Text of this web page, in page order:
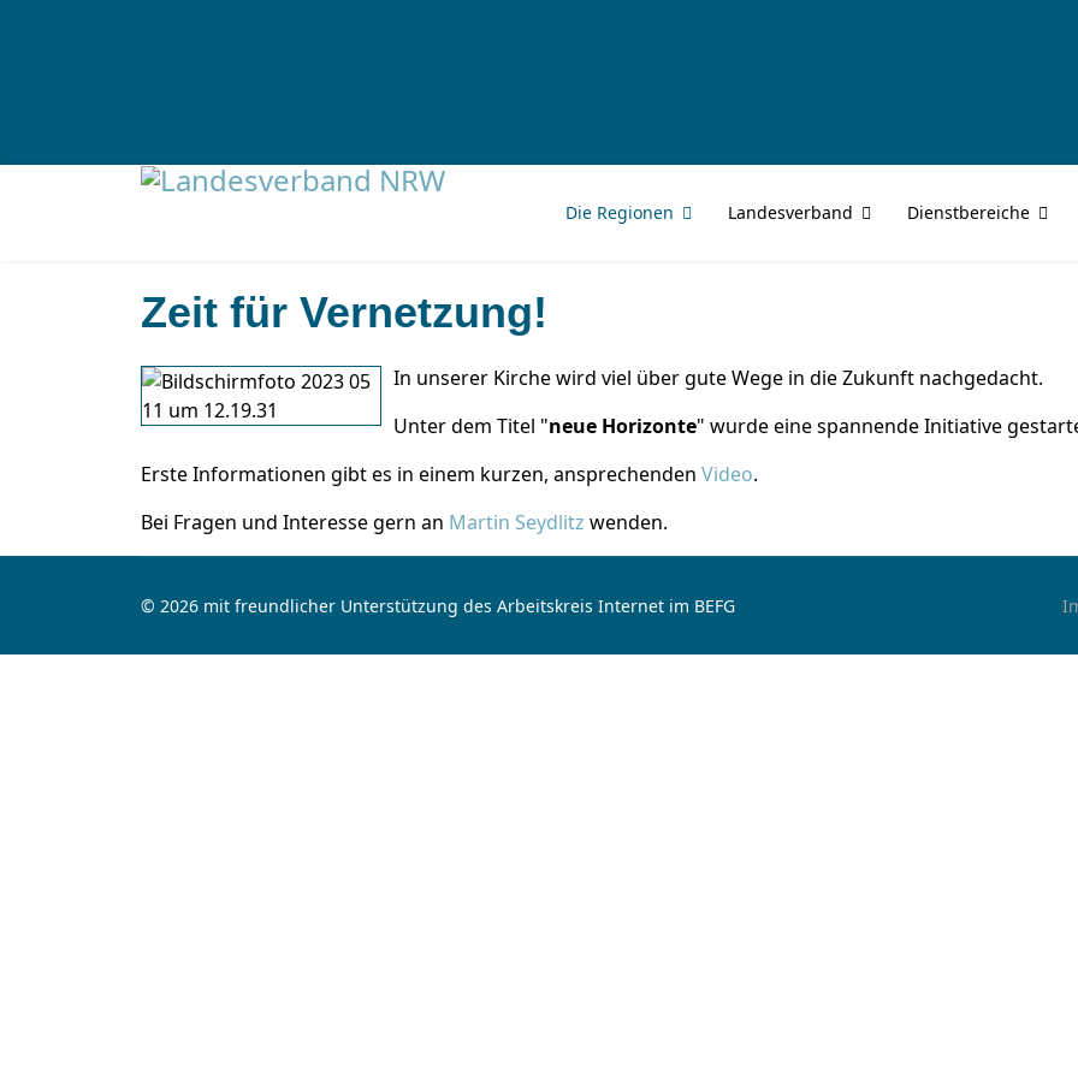
Die Regionen Landesverband Dienstbereiche
Zeit für Vernetzung!
In unserer Kirche wird viel über gute Wege in die Zukunft nachgedacht.
Unter dem Titel "neue Horizonte" wurde eine spannende Initiative
Erste Informationen gibt es in einem kurzen, ansprechenden Video.
Bei Fragen und Interesse gern an Martin Seydlitz wenden.
© 2026 mit freundlicher Unterstützung des Arbeitskreis Internet im BEFG